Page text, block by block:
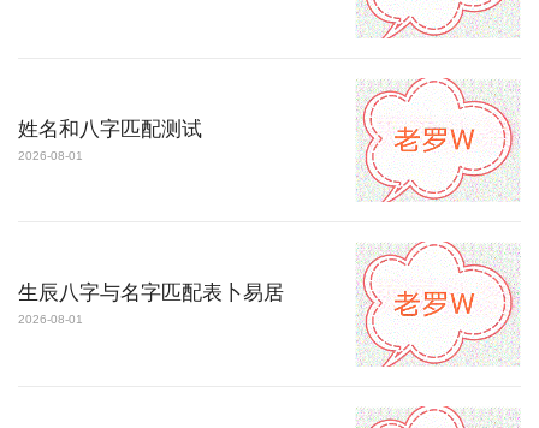
姓名和八字匹配测试
2026-08-01
生辰八字与名字匹配表卜易居
2026-08-01